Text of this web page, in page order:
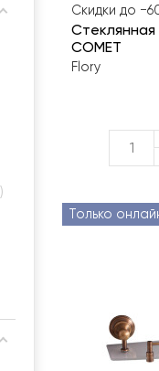
Скидки до
COMET
Flory
Только